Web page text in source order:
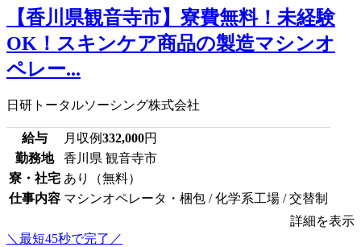
【香川県観音寺市】寮費無料！未経験
OK！スキンケア商品の製造マシンオ
ペレー...
日研トータルソーシング株式会社
給与 月収例332,000円
勤務地
香川県 観音寺市
寮・社宅 あり（無料）
仕事内容 マシンオペレータ・梱包 / 化学系工場 / 交替制
詳細を表示
＼最短45秒で完了／